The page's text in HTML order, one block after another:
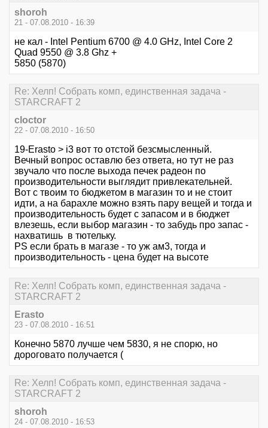
shoroh
21 - 07.08.2010 - 16:39
не кал - Intel Pentium 6700 @ 4.0 GHz, Intel Core 2
Quad 9550 @ 3.8 Ghz +
5850 (5870)
Re: Хелп! Собрать комп, единственная задача -
STARCRAFT 2
cloctor
22 - 07.08.2010 - 16:50
19-Erasto > i3 вот то отстой безсмысленный.
Вечный вопрос оставлю без ответа, но тут не раз
звучало что после выхода печек радеон по
производительности выглядит привлекательней.
Вот с твоим то бюджетом в магазин то и не стоит
идти, а на барахле можно взять пару вещей и тогда и
производительность будет с запасом и в бюджет
влезешь, если выбор магазин - то забудь про запас -
нахватишь в тютельку.
PS если брать в магазе - то уж ам3, тогда и
производительность - цена будет на высоте
Re: Хелп! Собрать комп, единственная задача -
STARCRAFT 2
Erasto
23 - 07.08.2010 - 16:51
Конечно 5870 лучше чем 5830, я не спорю, но
дороговато получается (
Re: Хелп! Собрать комп, единственная задача -
STARCRAFT 2
shoroh
24 - 07.08.2010 - 16:53